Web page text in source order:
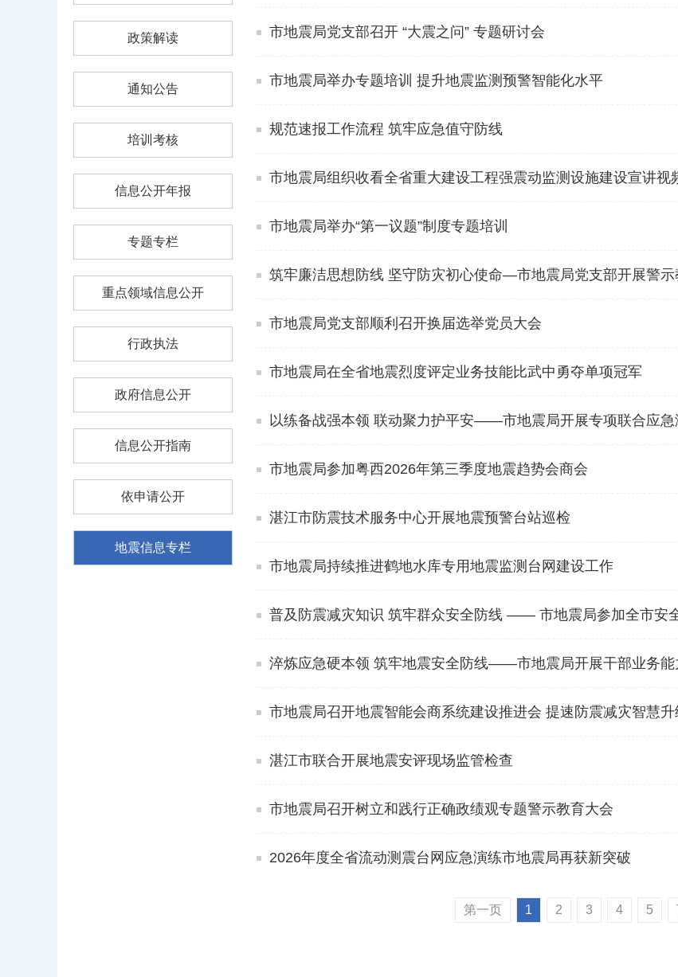
政策解读
通知公告
培训考核
信息公开年报
专题专栏
重点领域信息公开
行政执法
政府信息公开
信息公开指南
依申请公开
地震信息专栏
市地震局党支部召开 “大震之问” 专题研讨会
市地震局举办专题培训 提升地震监测预警智能化水平
规范速报工作流程 筑牢应急值守防线
市地震局组织收看全省重大建设工程强震动监测设施建设宣讲视
市地震局举办“第一议题”制度专题培训
筑牢廉洁思想防线 坚守防灾初心使命—市地震局党支部开展警示
市地震局党支部顺利召开换届选举党员大会
市地震局在全省地震烈度评定业务技能比武中勇夺单项冠军
以练备战强本领 联动聚力护平安——市地震局开展专项联合应急
市地震局参加粤西2026年第三季度地震趋势会商会
湛江市防震技术服务中心开展地震预警台站巡检
市地震局持续推进鹤地水库专用地震监测台网建设工作
普及防震减灾知识 筑牢群众安全防线 —— 市地震局参加全市安
淬炼应急硬本领 筑牢地震安全防线——市地震局开展干部业务能
市地震局召开地震智能会商系统建设推进会 提速防震减灾智慧升
湛江市联合开展地震安评现场监管检查
市地震局召开树立和践行正确政绩观专题警示教育大会
2026年度全省流动测震台网应急演练市地震局再获新突破
第一页 1 2 3 4 5